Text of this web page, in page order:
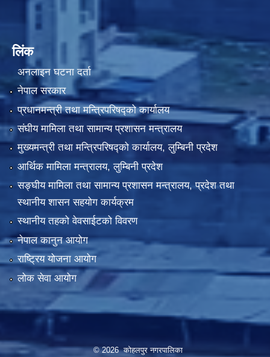
लिंक
अनलाइन घटना दर्ता
नेपाल सरकार
प्रधानमन्त्री तथा मन्त्रिपरिषद्को कार्यालय
संघीय मामिला तथा सामान्य प्रशासन मन्त्रालय
मुख्यमन्त्री तथा मन्त्रिपरिषद्को कार्यालय, लुम्बिनी प्रदेश
आर्थिक मामिला मन्त्रालय, लुम्बिनी प्रदेश
सङ्घीय मामिला तथा सामान्य प्रशासन मन्त्रालय, प्रदेश तथा
स्थानीय शासन सहयोग कार्यक्रम
स्थानीय तहको वेवसाईटको विवरण
नेपाल कानुन आयोग
राष्ट्रिय योजना आयोग
लोक सेवा आयोग
© 2026 कोहलपुर नगरपालिका